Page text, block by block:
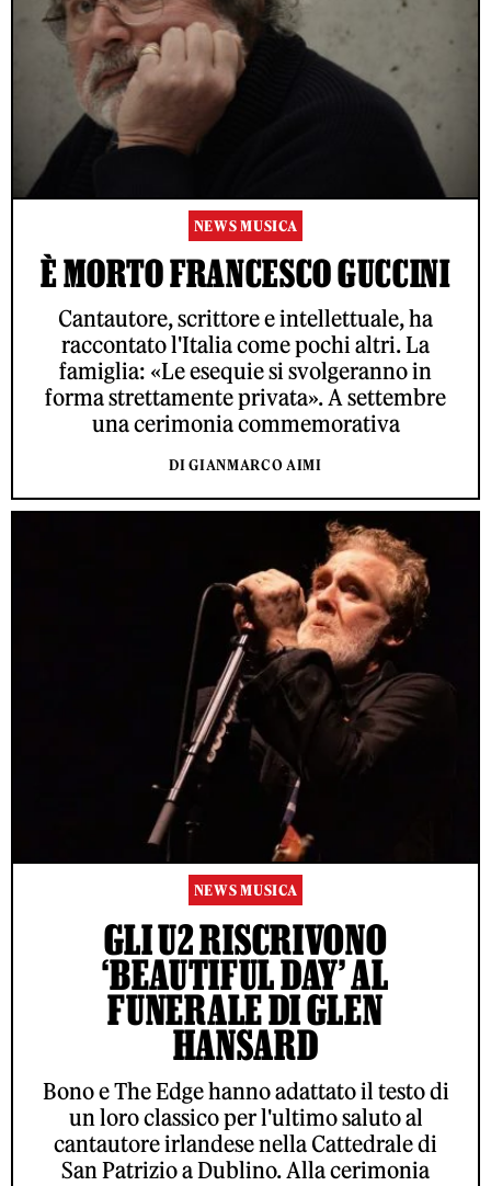
NEWS MUSICA
È MORTO FRANCESCO GUCCINI
Cantautore, scrittore e intellettuale, ha
raccontato l'Italia come pochi altri. La
famiglia: «Le esequie si svolgeranno in
forma strettamente privata». A settembre
una cerimonia commemorativa
DI GIANMARCO AIMI
NEWS MUSICA
GLI U2 RISCRIVONO
‘BEAUTIFUL DAY’ AL
FUNERALE DI GLEN
HANSARD
Bono e The Edge hanno adattato il testo di
un loro classico per l'ultimo saluto al
cantautore irlandese nella Cattedrale di
San Patrizio a Dublino. Alla cerimonia